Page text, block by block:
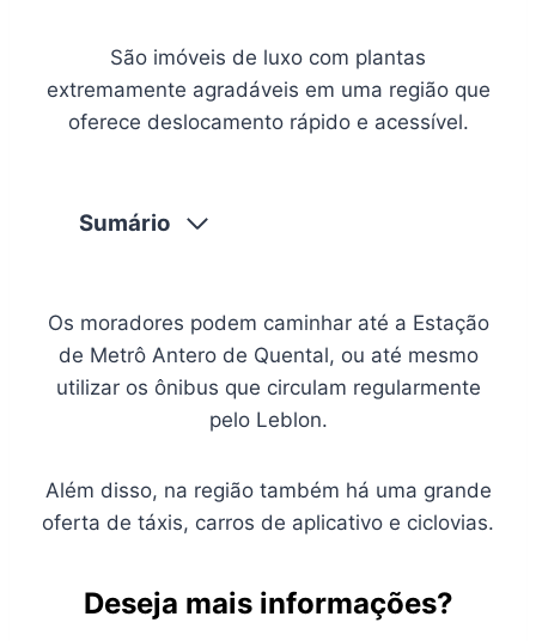
São imóveis de luxo com plantas
extremamente agradáveis em uma região que
oferece deslocamento rápido e acessível.
Sumário
Os moradores podem caminhar até a Estação
de Metrô Antero de Quental, ou até mesmo
utilizar os ônibus que circulam regularmente
pelo Leblon.
Além disso, na região também há uma grande
oferta de táxis, carros de aplicativo e ciclovias.
Deseja mais informações?